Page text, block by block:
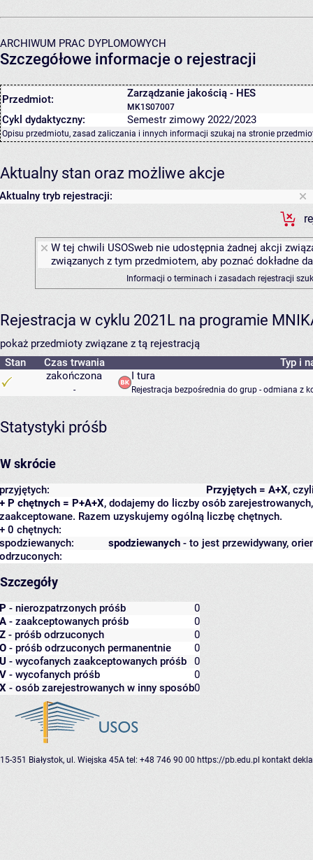
ARCHIWUM PRAC DYPLOMOWYCH
Szczegółowe informacje o rejestracji
Przedmiot: Zarządzanie jakością - HES
MK1S07007
Cykl dydaktyczny: Semestr zimowy 2022/2023
Opisu przedmiotu, zasad zaliczania i innych informacji szukaj na stronie
Aktualny stan oraz możliwe akcje
Aktualny tryb rejestracji:
W tej chwili USOSweb nie udostępnia żadnej akcji
związanych z tym przedmiotem, aby poznać dokładne
Informacji o terminach i zasadach rejestracji
Rejestracja w cyklu 2021L na programie
pokaż przedmioty związane z tą rejestracją
Stan
Czas trwania
Typ i
zakończona
-
I tura
Rejestracja bezpośrednia do grup - odmiana z
Statystyki próśb
W skrócie
Przyjętych = A+X,
przyjętych:
+ P chętnych = P+A+X, dodajemy do liczby osób
zaakceptowane. Razem uzyskujemy ogólną liczbę chętnych.
+ 0 chętnych:
spodziewanych - to jest przewidywany,
spodziewanych:
odrzuconych:
Szczegóły
P - nierozpatrzonych próśb
0
A - zaakceptowanych próśb
0
Z - próśb odrzuconych
0
O - próśb odrzuconych permanentnie
0
U - wycofanych zaakceptowanych próśb
0
V - wycofanych próśb
0
X - osób zarejestrowanych w inny sposób0
15-351 Białystok, ul. Wiejska 45A tel: +48 746 90 00 https://pb.edu.pl kontakt